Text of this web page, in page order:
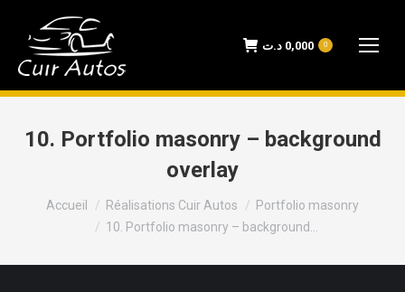
0,000 د.ت 0
10. Portfolio masonry – background
overlay
Accueil Réalisations Cuir Autos
Portfolio masonry
10. Portfolio masonry – background…